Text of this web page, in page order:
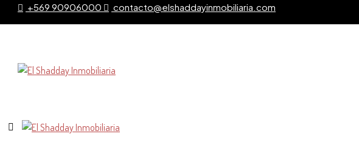
+569 90906000 contacto@elshaddayinmobiliaria.com